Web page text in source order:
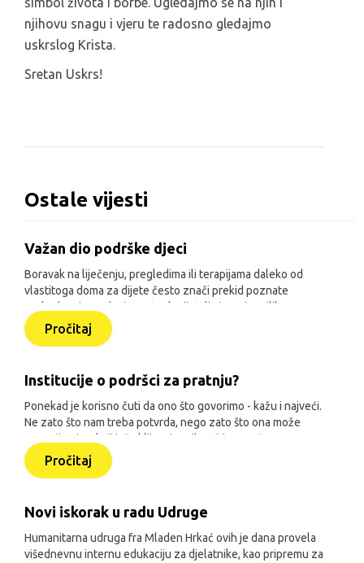
njihovu snagu i vjeru te radosno gledajmo
uskrslog Krista.
Sretan Uskrs!
Ostale vijesti
Važan dio podrške djeci
Boravak na liječenju, pregledima ili terapijama daleko od
vlastitoga doma za dijete često znači prekid poznate
svakodnevice, odvojenost od prijatelja i manje prilika za
igru, učenje i druženje. Zato je, uz siguran smještaj i
osnovne životne uvjete, važno djeci omogućiti sadržaje
Pročitaj
Institucije o podršci za pratnju?
Ponekad je korisno čuti da ono što govorimo - kažu i najveći.
Ne zato što nam treba potvrda, nego zato što ona može
pomoći onima koji još oklijevaju prihvatiti pomoć.
Pročitaj
Novi iskorak u radu Udruge
Humanitarna udruga fra Mladen Hrkać ovih je dana provela
višednevnu internu edukaciju za djelatnike, kao pripremu za